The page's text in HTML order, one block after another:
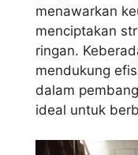
menawarkan
menciptakan
ringan.
mendukung
dalam
ideal untuk